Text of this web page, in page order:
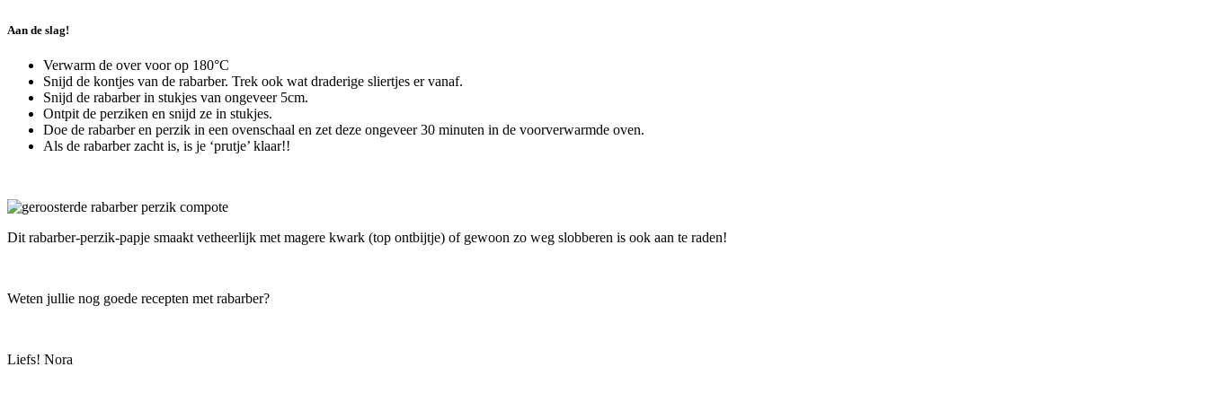
Aan de slag!
Verwarm de over voor op 180°C
Snijd de kontjes van de rabarber. Trek ook wat draderige sliertjes er vanaf.
Snijd de rabarber in stukjes van ongeveer 5cm.
Ontpit de perziken en snijd ze in stukjes.
Doe de rabarber en perzik in een ovenschaal en zet deze ongeveer 30 minuten in de voorverwarmde oven.
Als de rabarber zacht is, is je ‘prutje’ klaar!!
Dit rabarber-perzik-papje smaakt vetheerlijk met magere kwark (top ontbijtje) of gewoon zo weg slobberen is ook aan te raden!
Weten jullie nog goede recepten met rabarber?
Liefs! Nora